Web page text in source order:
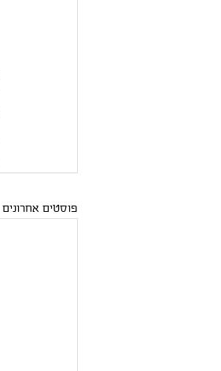
פוסטים אחרונים